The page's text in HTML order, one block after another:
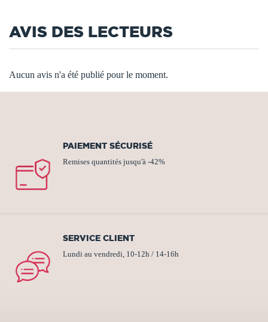
AVIS DES LECTEURS
Aucun avis n'a été publié pour le moment.
PAIEMENT SÉCURISÉ
Remises quantités jusqu'à -42%
SERVICE CLIENT
Lundi au vendredi, 10-12h / 14-16h